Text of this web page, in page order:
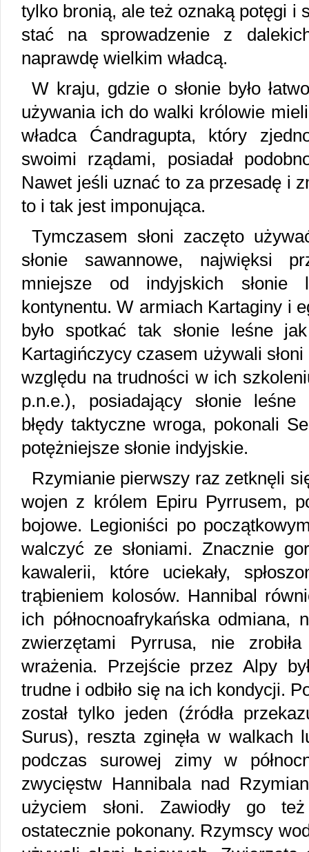
tylko bronią, ale też oznaką potęgi i
stać na sprowadzenie z
naprawdę wielkim władcą.
W kraju, gdzie o słonie było
używania ich do walki królowie
władca Ćandragupta, który
swoimi rządami, posiadał
Nawet jeśli uznać to za przesadę i
to i tak jest imponująca.
Tymczasem słoni zaczęto
słonie sawannowe, najwięksi
mniejsze od indyjskich słonie
kontynentu. W armiach Kartaginy i
było spotkać tak słonie leśne
Kartagińczycy czasem używali
względu na trudności w ich
p.n.e.), posiadający słonie leśne
błędy taktyczne wroga, pokonali
potężniejsze słonie indyjskie.
Rzymianie pierwszy raz zetknęli
wojen z królem Epiru Pyrrusem,
bojowe. Legioniści po
walczyć ze słoniami. Znacznie
kawalerii, które uciekały,
trąbieniem kolosów. Hannibal
ich północnoafrykańska odmiana,
zwierzętami Pyrrusa, nie
wrażenia. Przejście przez Alpy
trudne i odbiło się na ich kondycji.
został tylko jeden (źródła
Surus), reszta zginęła w walkach
podczas surowej zimy w
zwycięstw Hannibala nad
użyciem słoni. Zawiodły go
ostatecznie pokonany. Rzymscy